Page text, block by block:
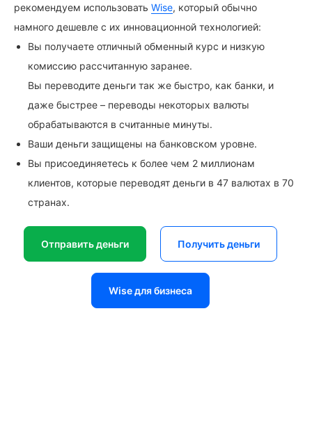
рекомендуем использовать Wise, который обычно
намного дешевле с их инновационной технологией:
Вы получаете отличный обменный курс и низкую
комиссию рассчитанную заранее.
Вы переводите деньги так же быстро, как банки, и
даже быстрее – переводы некоторых валюты
обрабатываются в считанные минуты.
Ваши деньги защищены на банковском уровне.
Вы присоединяетесь к более чем 2 миллионам
клиентов, которые переводят деньги в 47 валютах в 70
странах.
Отправить деньги Получить деньги
Wise для бизнеса